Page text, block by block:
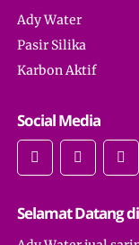
Ady Water
Pasir Silika
Karbon Aktif
Social Media
Selamat Datang